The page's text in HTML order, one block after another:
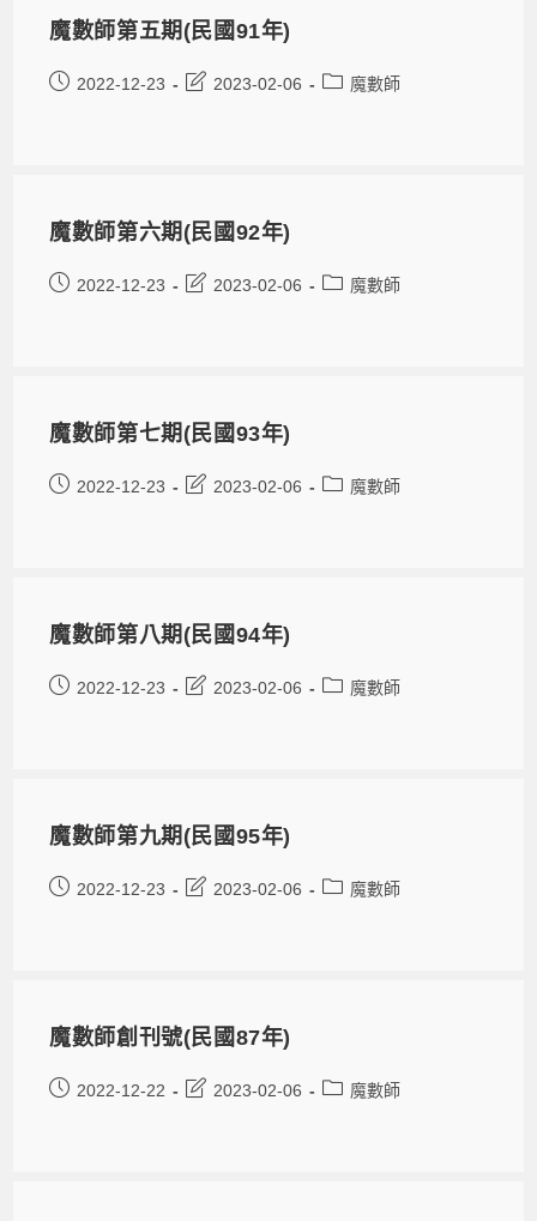
魔數師第五期(民國91年)
2022-12-23 2023-02-06 魔數師
魔數師第六期(民國92年)
2022-12-23 2023-02-06 魔數師
魔數師第七期(民國93年)
2022-12-23 2023-02-06 魔數師
魔數師第八期(民國94年)
2022-12-23 2023-02-06 魔數師
魔數師第九期(民國95年)
2022-12-23 2023-02-06 魔數師
魔數師創刊號(民國87年)
2022-12-22 2023-02-06 魔數師